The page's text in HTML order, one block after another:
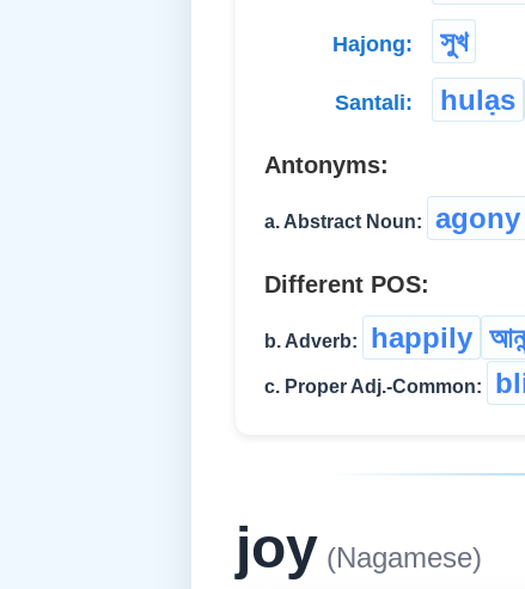
Hajong: সুখ
Santali: hulạs
Antonyms:
a. Abstract Noun: agony
Different POS:
b. Adverb: happily
c. Proper Adj.-Common:
joy (Nagamese)